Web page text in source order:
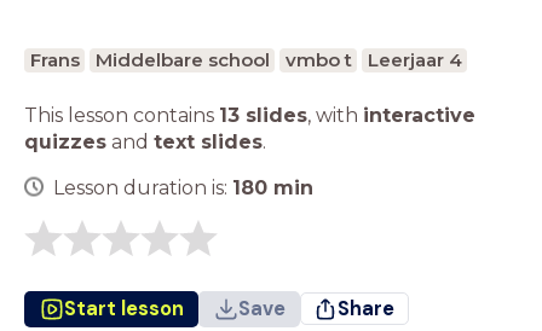
Frans Middelbare school vmbo t Leerjaar 4
This lesson contains 13 slides, with interactive
quizzes and text slides.
Lesson duration is: 180 min
Start lesson Save Share